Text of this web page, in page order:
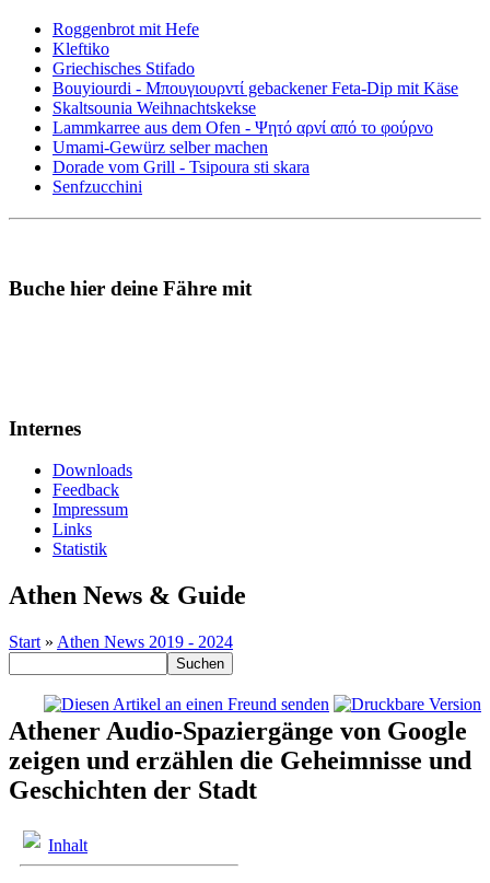
Roggenbrot mit Hefe
Kleftiko
Griechisches Stifado
Bouyiourdi - Μπουγιουρντί gebackener Feta-Dip mit Käse
Skaltsounia Weihnachtskekse
Lammkarree aus dem Ofen - Ψητό αρνί από το φούρνο
Umami-Gewürz selber machen
Dorade vom Grill - Tsipoura sti skara
Senfzucchini
Buche hier deine Fähre mit
Internes
Downloads
Feedback
Impressum
Links
Statistik
Athen News & Guide
Start » Athen News 2019 - 2024
Athener Audio-Spaziergänge von Google
zeigen und erzählen die Geheimnisse und
Geschichten der Stadt
Inhalt